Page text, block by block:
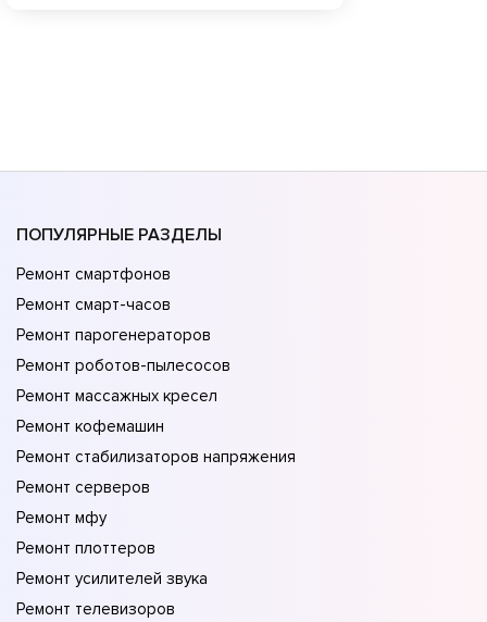
ПОПУЛЯРНЫЕ РАЗДЕЛЫ
Ремонт смартфонов
Ремонт смарт-часов
Ремонт парогенераторов
Ремонт роботов-пылесосов
Ремонт массажных кресел
Ремонт кофемашин
Ремонт стабилизаторов напряжения
Ремонт серверов
Ремонт мфу
Ремонт плоттеров
Ремонт усилителей звука
Ремонт телевизоров